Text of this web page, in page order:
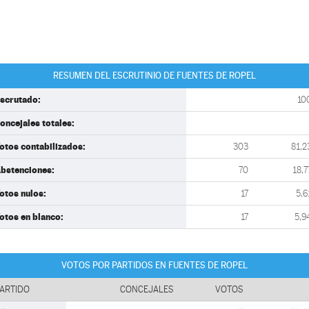
RESUMEN DEL ESCRUTINIO DE FUENTES DE ROPEL
totales:
contabilizados: 303
70
nulos: 17
en blanco: 17
VOTOS POR PARTIDOS EN FUENTES DE ROPEL
CONCEJALES VOTOS